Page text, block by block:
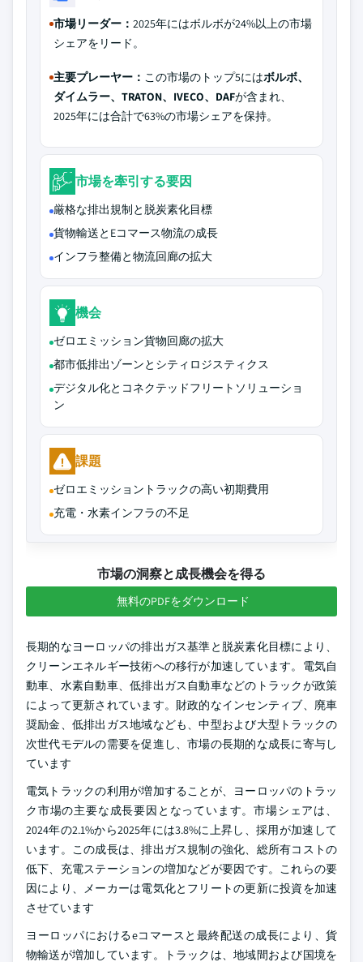
市場リーダー： 2025年にはボルボが24%以上の市場
シェアをリード。
主要プレーヤー： この市場のトップ5にはボルボ、
ダイムラー、TRATON、IVECO、DAFが含まれ、
2025年には合計で63%の市場シェアを保持。
市場を牽引する要因
厳格な排出規制と脱炭素化目標
貨物輸送とEコマース物流の成長
インフラ整備と物流回廊の拡大
機会
ゼロエミッション貨物回廊の拡大
都市低排出ゾーンとシティロジスティクス
デジタル化とコネクテッドフリートソリューショ
ン
課題
ゼロエミッショントラックの高い初期費用
充電・水素インフラの不足
市場の洞察と成長機会を得る
無料のPDFをダウンロード
長期的なヨーロッパの排出ガス基準と脱炭素化目標により、
クリーンエネルギー技術への移行が加速しています。電気自
動車、水素自動車、低排出ガス自動車などのトラックが政策
によって更新されています。財政的なインセンティブ、廃車
奨励金、低排出ガス地域なども、中型および大型トラックの
次世代モデルの需要を促進し、市場の長期的な成長に寄与し
ています
電気トラックの利用が増加することが、ヨーロッパのトラッ
ク市場の主要な成長要因となっています。市場シェアは、
2024年の2.1%から2025年には3.8%に上昇し、採用が加速して
います。この成長は、排出ガス規制の強化、総所有コストの
低下、充電ステーションの増加などが要因です。これらの要
因により、メーカーは電気化とフリートの更新に投資を加速
させています
ヨーロッパにおけるeコマースと最終配送の成長により、貨
物輸送が増加しています。トラックは、地域間および国境を